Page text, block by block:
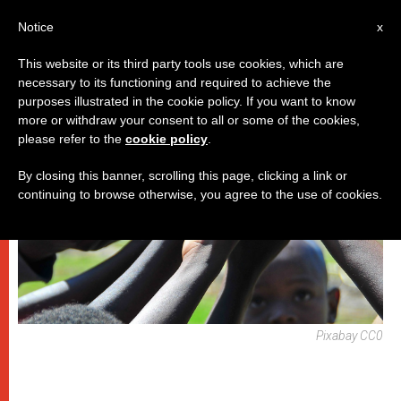
DICASTERI
Pixabay CC0
x
Notice
This website or its third party tools use cookies, which are
necessary to its functioning and required to achieve the
purposes illustrated in the cookie policy. If you want to know
more or withdraw your consent to all or some of the cookies,
please refer to the cookie policy
By closing this banner, scrolling this page, clicking a link or
continuing to browse otherwise, you agree to the use of cookies.